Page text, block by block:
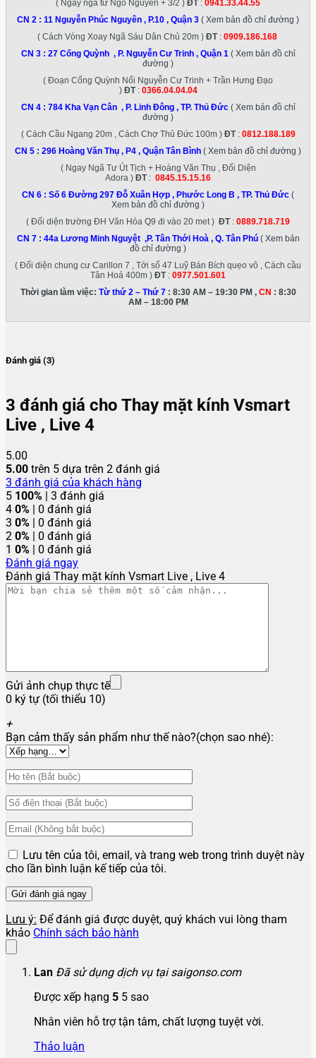
( Ngay ngã tư Ngô Nguyền + 3/2 ) ĐT : 0941.33.44.55
CN 2 : 11 Nguyễn Phúc Nguyên , P.10 , Quận 3 ( Xem bản đồ chỉ đường )
( Cách Vòng Xoay Ngã Sáu Dân Chủ 20m ) ĐT: 0909.186.168
CN 3 : 27 Cống Quỳnh , P. Nguyễn Cư Trinh , Quận 1 ( Xem bản đồ chỉ
đường )
( Đoạn Cống Quỳnh Nối Nguyễn Cư Trinh + Trần Hưng Đạo
) ĐT: 0366.04.04.04
CN 4 : 784 Kha Vạn Cân , P. Linh Đông , TP. Thủ Đức( Xem bản đồ chỉ
đường )
( Cách Cầu Ngang 20m , Cách Chợ Thủ Đức 100m ) ĐT: 0812.188.189
CN 5 : 296 Hoàng Văn Thụ , P4 , Quận Tân Bình ( Xem bản đồ chỉ đường )
( Ngay Ngã Tư Út Tịch + Hoàng Văn Thụ , Đối Diện
Adora ) ĐT: 0845.15.15.16
CN 6 : Số 6 Đường 297 Đỗ Xuân Hợp , Phước Long B , TP. Thủ Đức (
Xem bản đồ chỉ đường )
( Đối diện trường ĐH Văn Hóa Q9 đi vào 20 met ) ĐT: 0889.718.719
CN 7 : 44a Lương Minh Nguyệt ,P. Tân Thới Hoà , Q. Tân Phú ( Xem bản
đồ chỉ đường )
( Đối diện chung cư Carillon 7 , Tới số 47 Luỹ Bán Bích quẹo vô , Cách cầu
Tân Hoá 400m ) ĐT: 0977.501.601
Thời gian làm việc: Từ thứ 2 – Thứ 7: 8:30 AM – 19:30 PM , CN : 8:30
AM – 18:00 PM
Đánh giá (3)
3 đánh giá cho Thay mặt kính Vsmart
Live , Live 4
5.00
5.00 trên 5 dựa trên 2 đánh giá
3 đánh giá của khách hàng
5 100% | 3 đánh giá
4 0% | 0 đánh giá
3 0% | 0 đánh giá
2 0% | 0 đánh giá
1 0% | 0 đánh giá
Đánh giá ngay
Đánh giá Thay mặt kính Vsmart Live , Live 4
Gửi ảnh chụp thực tế
0 ký tự (tối thiểu 10)
+
Bạn cảm thấy sản phẩm như thế nào?(chọn sao nhé):
Lưu tên của tôi, email, và trang web trong trình duyệt này
cho lần bình luận kế tiếp của tôi.
Lưu ý: Để đánh giá được duyệt, quý khách vui lòng tham
khảo Chính sách bảo hành
Lan Đã sử dụng dịch vụ tại saigonso.com
Được xếp hạng 5 5 sao
Nhân viên hỗ trợ tận tâm, chất lượng tuyệt vời.
Thảo luận